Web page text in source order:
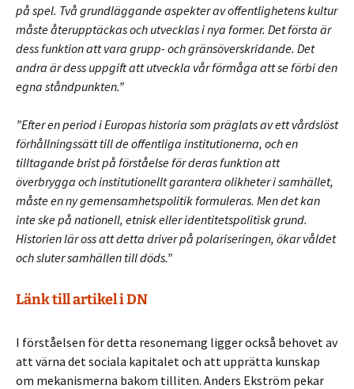
på spel. Två grundläggande aspekter av offentlighetens kultur
måste återupptäckas och utvecklas i nya former. Det första är
dess funktion att vara grupp- och gränsöverskridande. Det
andra är dess uppgift att utveckla vår förmåga att se förbi den
egna ståndpunkten.”
”Efter en period i Europas historia som präglats av ett vårdslöst
förhållningssätt till de offentliga institutionerna, och en
tilltagande brist på förståelse för deras funktion att
överbrygga och institutionellt garantera olikheter i samhället,
måste en ny gemensamhetspolitik formuleras. Men det kan
inte ske på nationell, etnisk eller identitetspolitisk grund.
Historien lär oss att detta driver på polariseringen, ökar våldet
och sluter samhällen till döds.”
Länk till artikel i DN
I förståelsen för detta resonemang ligger också behovet av
att värna det sociala kapitalet och att upprätta kunskap
om mekanismerna bakom tilliten. Anders Ekström pekar